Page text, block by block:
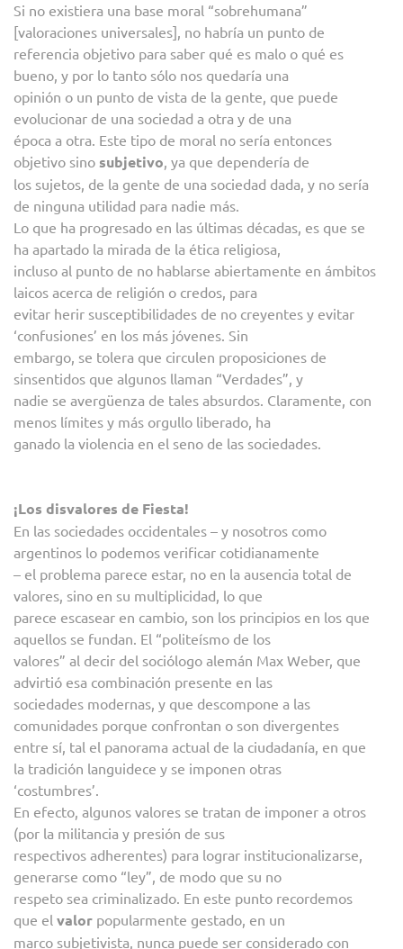
Si no existiera una base moral “sobrehumana”
[valoraciones universales], no habría un punto de
referencia objetivo para saber qué es malo o qué es
bueno, y por lo tanto sólo nos quedaría una
opinión o un punto de vista de la gente, que puede
evolucionar de una sociedad a otra y de una
época a otra. Este tipo de moral no sería entonces
objetivo sino subjetivo, ya que dependería de
los sujetos, de la gente de una sociedad dada, y no sería
de ninguna utilidad para nadie más.
Lo que ha progresado en las últimas décadas, es que se
ha apartado la mirada de la ética religiosa,
incluso al punto de no hablarse abiertamente en ámbitos
laicos acerca de religión o credos, para
evitar herir susceptibilidades de no creyentes y evitar
‘confusiones’ en los más jóvenes. Sin
embargo, se tolera que circulen proposiciones de
sinsentidos que algunos llaman “Verdades”, y
nadie se avergüenza de tales absurdos. Claramente, con
menos límites y más orgullo liberado, ha
ganado la violencia en el seno de las sociedades.
¡Los disvalores de Fiesta!
En las sociedades occidentales – y nosotros como
argentinos lo podemos verificar cotidianamente
– el problema parece estar, no en la ausencia total de
valores, sino en su multiplicidad, lo que
parece escasear en cambio, son los principios en los que
aquellos se fundan. El “politeísmo de los
valores” al decir del sociólogo alemán Max Weber, que
advirtió esa combinación presente en las
sociedades modernas, y que descompone a las
comunidades porque confrontan o son divergentes
entre sí, tal el panorama actual de la ciudadanía, en que
la tradición languidece y se imponen otras
‘costumbres’.
En efecto, algunos valores se tratan de imponer a otros
(por la militancia y presión de sus
respectivos adherentes) para lograr institucionalizarse,
generarse como “ley”, de modo que su no
respeto sea criminalizado. En este punto recordemos
que el valor popularmente gestado, en un
marco subjetivista, nunca puede ser considerado con